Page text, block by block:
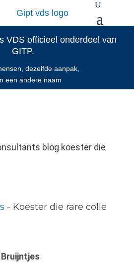
VDS officieel onderdeel van
GITP.
dezelfde aanpak,
een andere naam
- Koester die rare collega!
Bruijntjes